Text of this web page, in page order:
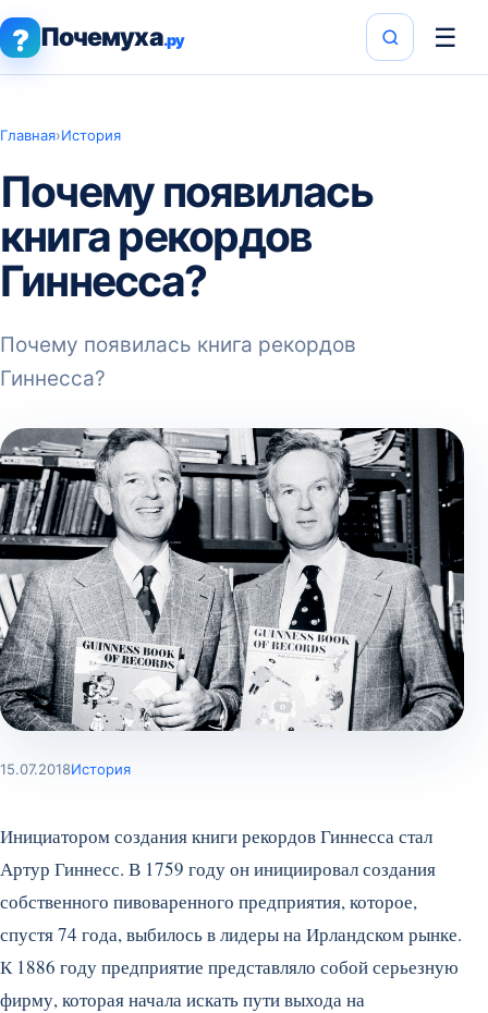
? Почемуха.ру ☰
Главная›История
Почему появилась
книга рекордов
Гиннесса?
Почему появилась книга рекордов
Гиннесса?
15.07.2018История
Инициатором создания книги рекордов Гиннесса стал
Артур Гиннесс. В 1759 году он инициировал создания
собственного пивоваренного предприятия, которое,
спустя 74 года, выбилось в лидеры на Ирландском рынке.
К 1886 году предприятие представляло собой серьезную
фирму, которая начала искать пути выхода на